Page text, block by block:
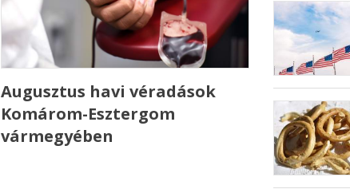
Augusztus havi véradások
Komárom-Esztergom
vármegyében